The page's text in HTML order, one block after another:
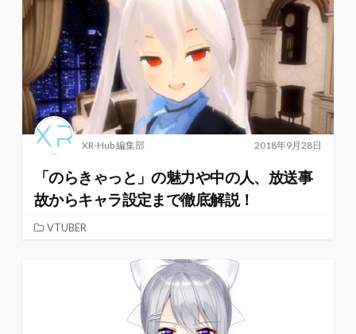
2018年9月28日
XR-Hub 編集部
「のらきゃっと」の魅力や中の人、放送事
故からキャラ設定まで徹底解説！
VTUBER